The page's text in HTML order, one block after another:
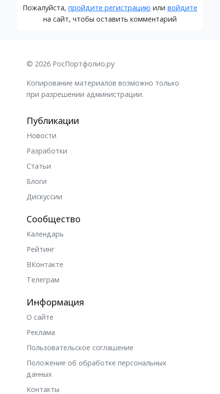
Пожалуйста, пройдите регистрацию или войдите
на сайт, чтобы оставить комментарий
© 2026 РосПортфолио.ру
Копирование материалов возможно только
при разрешении администрации.
Публикации
Новости
Разработки
Статьи
Блоги
Дискуссии
Сообщество
Календарь
Рейтинг
ВКонтакте
Телеграм
Информация
О сайте
Реклама
Пользовательское соглашение
Положение об обработке персональных
данных
Контакты